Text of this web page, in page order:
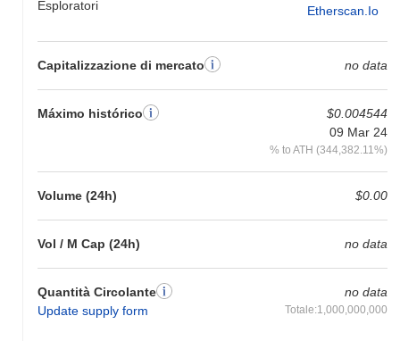
Esploratori Etherscan.io
Capitalizzazione di mercato no data
Máximo histórico
$0.004544
09 Mar 24
% to ATH (344,382.11%)
Volume (24h) $0.00
Vol / M Cap (24h) no data
Quantità Circolante
Update supply form
no data
Totale:1,000,000,000